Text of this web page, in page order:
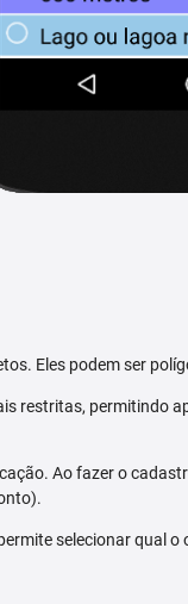
Eles podem ser
restritas, permitindo
Ao fazer o
selecionar qual